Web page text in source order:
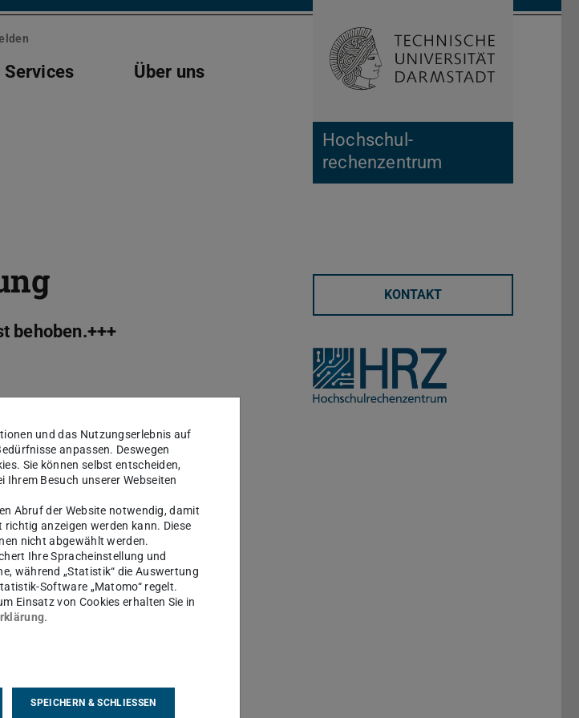
Hochschul­
rechenzentrum
Services Über uns Suche öffnen
behoben.+++
KONTAKT
und das Nutzungserlebnis auf
anpassen. Deswegen
Sie können selbst entscheiden,
Ihrem Besuch unserer Webseiten
Abruf der Website notwendig, damit
richtig anzeigen werden kann. Diese
nicht abgewählt werden.
Ihre Spracheinstellung und
während „Statistik“ die Auswertung
Software „Matomo“ regelt.
Einsatz von Cookies erhalten Sie in
.
SPEICHERN & SCHLIESSEN